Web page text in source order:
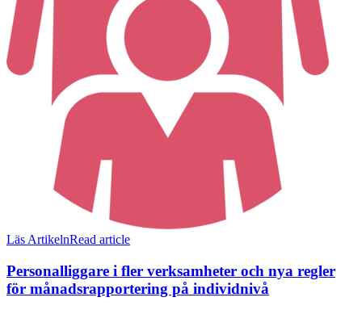
Läs ArtikelnRead article
Personalliggare i fler verksamheter och nya regler
för månadsrapportering på individnivå